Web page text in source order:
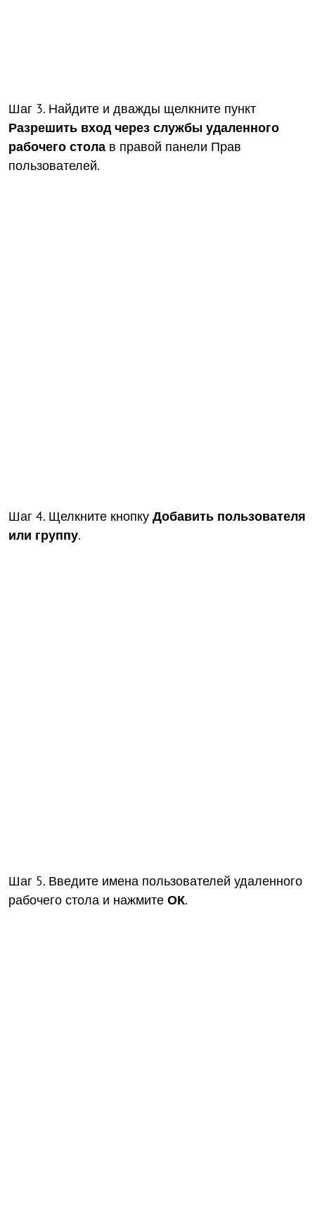
Шаг 3. Найдите и дважды щелкните пункт
Разрешить вход через службы удаленного
рабочего стола в правой панели Прав
пользователей.
Шаг 4. Щелкните кнопку Добавить пользователя
или группу.
Шаг 5. Введите имена пользователей удаленного
рабочего стола и нажмите ОК.